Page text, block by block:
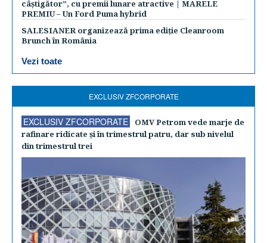
câștigător”, cu premii lunare atractive | MARELE
PREMIU – Un Ford Puma hybrid
SALESIANER organizează prima ediție Cleanroom
Brunch în România
Vezi toate
EXCLUSIV ZFCORPORATE
EXCLUSIV ZFCORPORATE
OMV Petrom vede marje de
rafinare ridicate şi în trimestrul patru, dar sub nivelul
din trimestrul trei